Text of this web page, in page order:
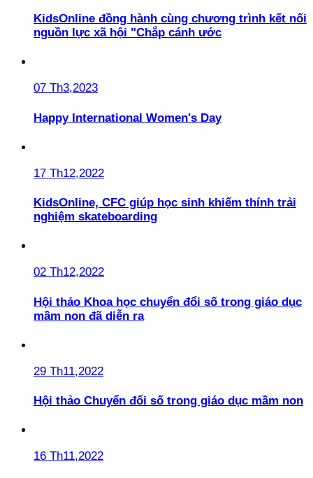
KidsOnline đồng hành cùng chương trình kết nối
nguồn lực xã hội "Chắp cánh ước
07 Th3,2023
Happy International Women's Day
17 Th12,2022
KidsOnline, CFC giúp học sinh khiếm thính trải
nghiệm skateboarding
02 Th12,2022
Hội thảo Khoa học chuyển đổi số trong giáo dục
mầm non đã diễn ra
29 Th11,2022
Hội thảo Chuyển đổi số trong giáo dục mầm non
16 Th11,2022